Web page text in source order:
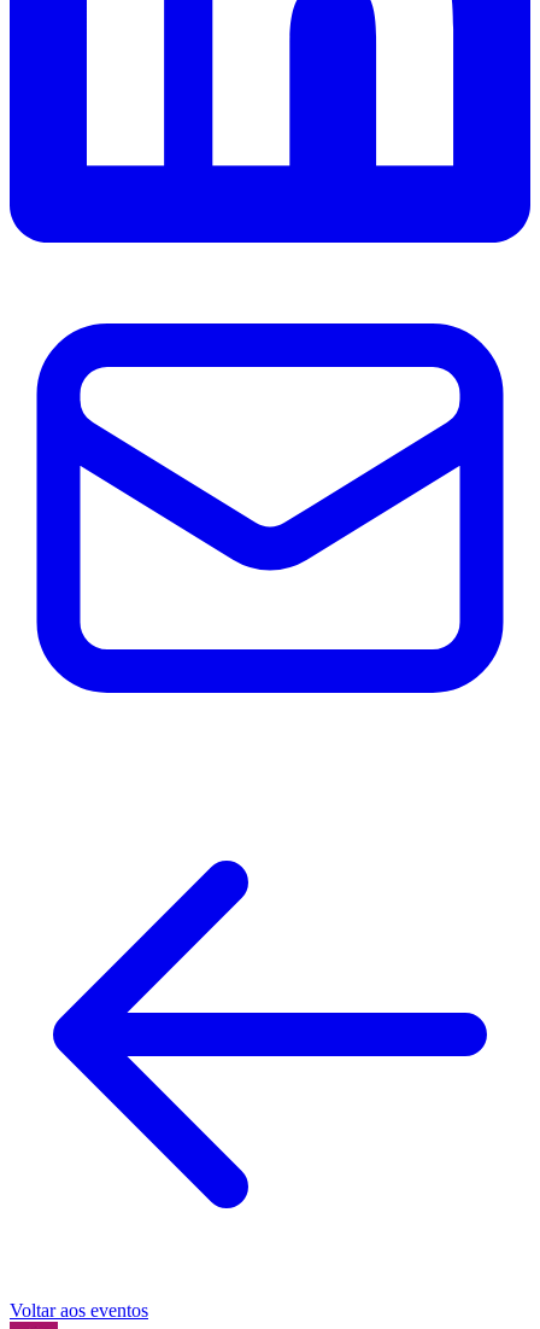
Voltar aos eventos